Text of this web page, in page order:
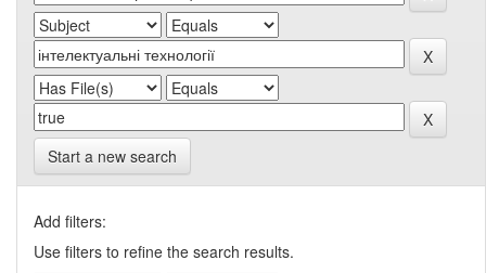
Start a new search
Add filters:
Use filters to refine the search results.